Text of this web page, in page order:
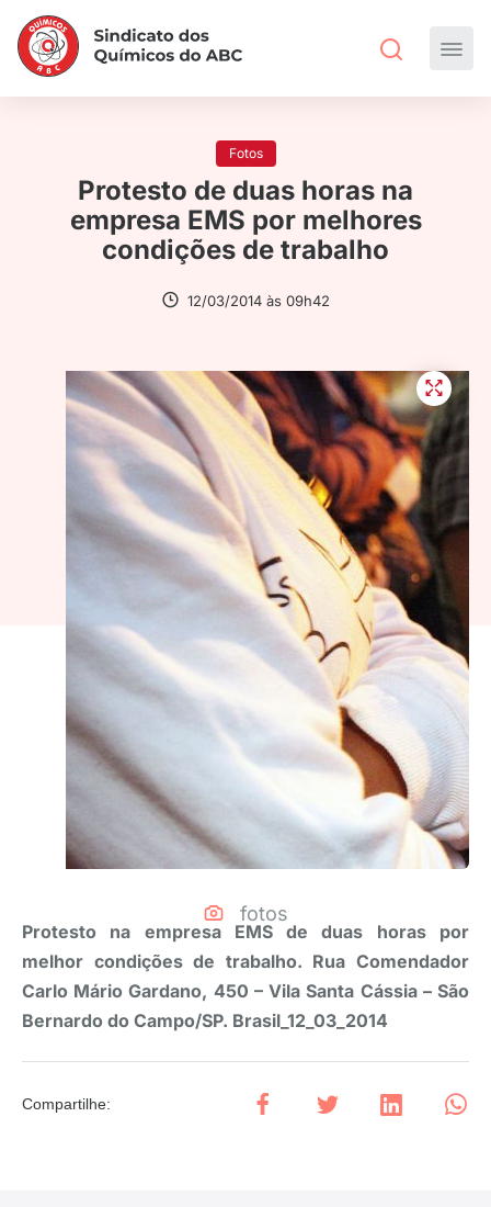
Fotos
Protesto de duas horas na
empresa EMS por melhores
condições de trabalho
12/03/2014 às 09h42
fotos
Protesto na empresa EMS de duas horas por
melhor condições de trabalho. Rua Comendador
Carlo Mário Gardano, 450 – Vila Santa Cássia – São
Bernardo do Campo/SP. Brasil_12_03_2014
Compartilhe: